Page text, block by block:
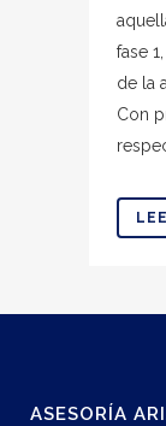
fase
de la
Con
ASESORÍA